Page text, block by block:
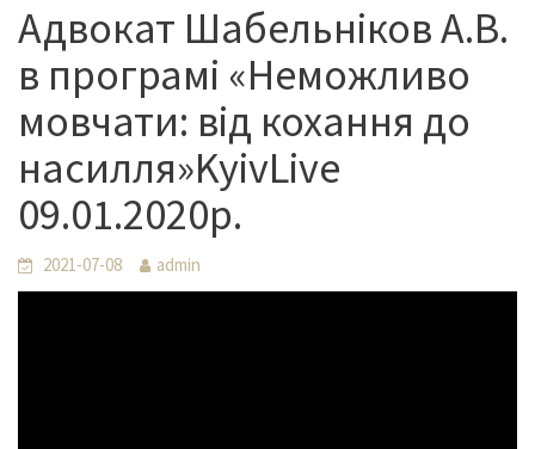
Адвокат Шабельніков А.В.
в програмі «Неможливо
мовчати: від кохання до
насилля»KyivLive
09.01.2020р.
2021-07-08 admin